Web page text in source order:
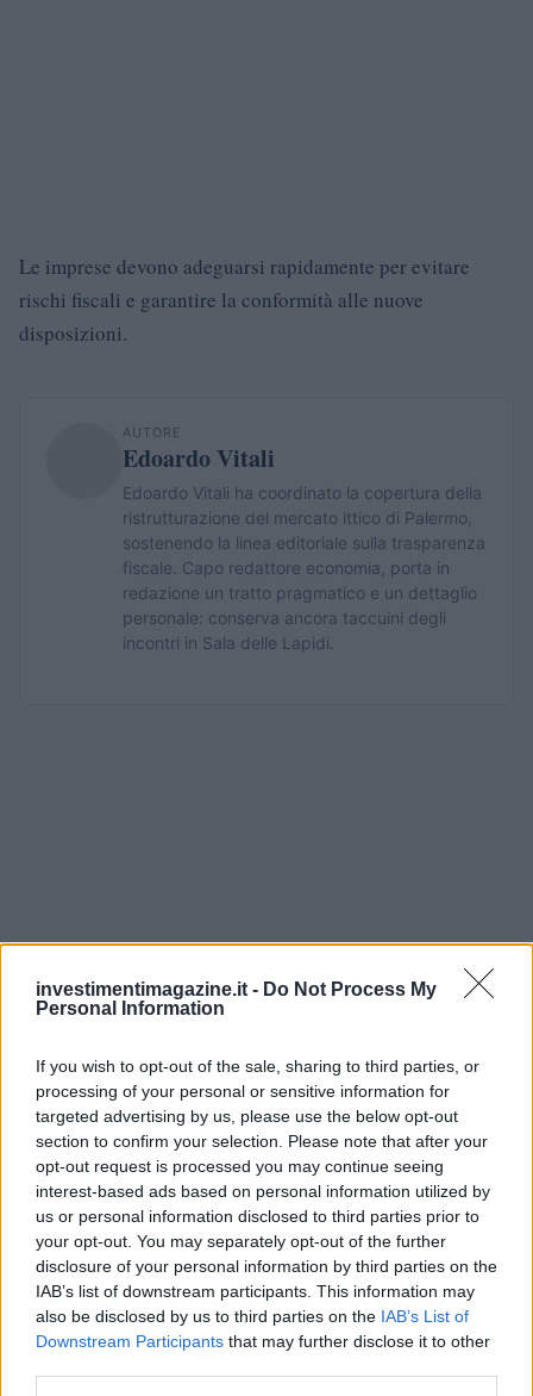
investimentimagazine.it - Do Not Process My
Personal Information
If you wish to opt-out of the sale, sharing to third parties, or
processing of your personal or sensitive information for
targeted advertising by us, please use the below opt-out
section to confirm your selection. Please note that after your
opt-out request is processed you may continue seeing
interest-based ads based on personal information utilized by
us or personal information disclosed to third parties prior to
your opt-out. You may separately opt-out of the further
disclosure of your personal information by third parties on the
IAB’s list of downstream participants. This information may
also be disclosed by us to third parties on the IAB’s List of
Downstream Participants that may further disclose it to other
Le imprese devono adeguarsi rapidamente per evitare
rischi fiscali e garantire la conformità alle nuove
disposizioni.
AUTORE
Edoardo Vitali
Edoardo Vitali ha coordinato la copertura della
ristrutturazione del mercato ittico di Palermo,
sostenendo la linea editoriale sulla trasparenza
fiscale. Capo redattore economia, porta in
redazione un tratto pragmatico e un dettaglio
personale: conserva ancora taccuini degli
incontri in Sala delle Lapidi.
Continua a leggere
CRIPTOVALUTE